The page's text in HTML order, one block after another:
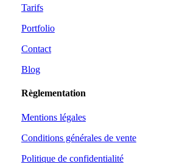
Tarifs
Portfolio
Contact
Blog
Règlementation
Mentions légales
Conditions générales de vente
Politique de confidentialité